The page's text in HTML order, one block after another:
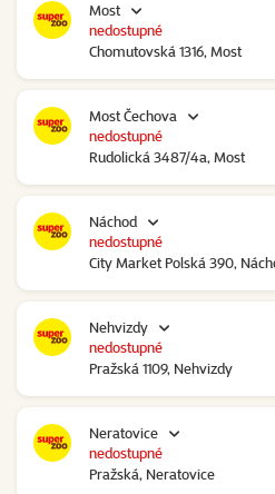
Most
Chomutovská 1316, Most
nedostupné
Most Čechova
Rudolická 3487/4a, Most
nedostupné
Náchod
City Market Polská 390,
nedostupné
Nehvizdy
Pražská 1109, Nehvizdy
nedostupné
Neratovice
Pražská, Neratovice
nedostupné